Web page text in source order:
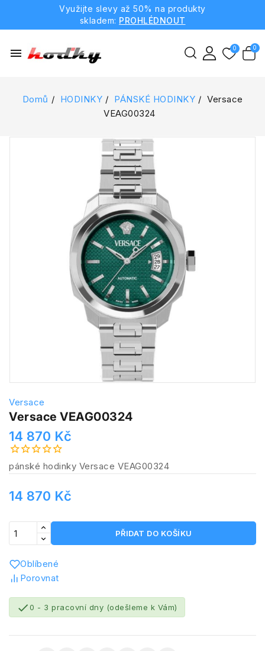
Využijte slevy až 50% na produkty
skladem: PROHLÉDNOUT
menu
Domů HODINKY PÁNSKÉ HODINKY
Versace
VEAG00324
Versace
Versace VEAG00324
14 870 Kč
pánské hodinky Versace VEAG00324
14 870 Kč
PŘIDAT DO KOŠÍKU
Oblíbené
Porovnat
0 - 3 pracovní dny (odešleme k Vám)